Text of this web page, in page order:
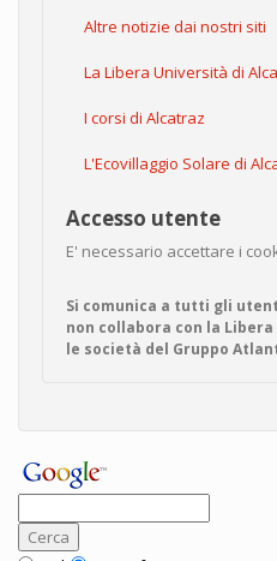
Altre notizie dai nostri siti
La Libera Università di
I corsi di Alcatraz
L'Ecovillaggio Solare di
Accesso utente
E' necessario accettare i
Si comunica a tutti gli
non collabora con la
le società del Gruppo